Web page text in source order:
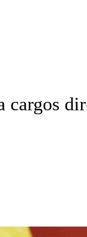
cargos